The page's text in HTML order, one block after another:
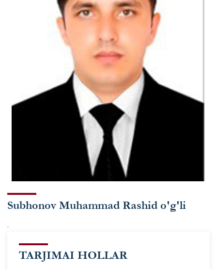
Subhonov Muhammad Rashid o'g'li
.
TARJIMAI HOLLAR